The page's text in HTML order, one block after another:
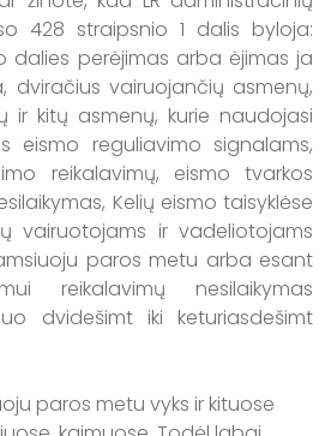
428 straipsnio 1 dalis byloja:
dalies perėjimas arba ėjimas ja
dviračius vairuojančių asmenų,
ir kitų asmenų, kurie naudojasi
eismo reguliavimo signalams,
reikalavimų, eismo tvarkos
Kelių eismo taisyklėse
vairuotojams ir vadeliotojams
paros metu arba esant
reikalavimų nesilaikymas
dvidešimt iki keturiasdešimt
paros metu vyks ir kituose